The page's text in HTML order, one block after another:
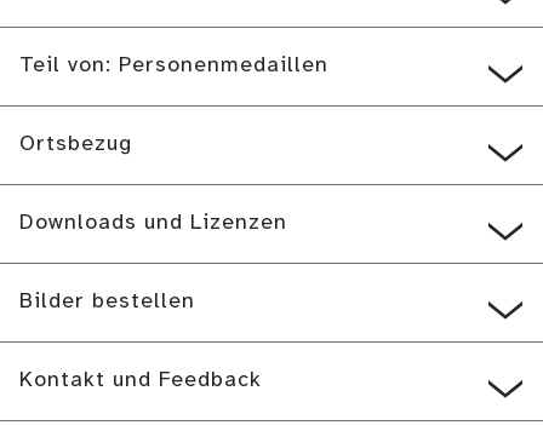
Teil von: Personenmedaillen
Ortsbezug
Downloads und Lizenzen
Bilder bestellen
Kontakt und Feedback